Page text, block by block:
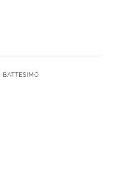
BATTESIMO